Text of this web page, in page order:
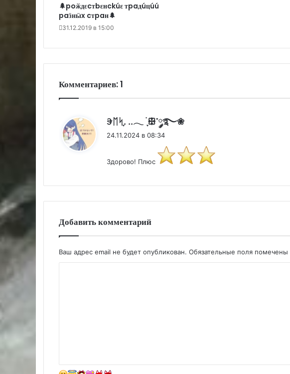
🌲poӂдεcтbεнckúε тpaдúцúú
paӟнӹx cтpaн🌲
31.12.2019 в 15:00
Комментариев: 1
Ⰵᛖᛋִֶָ. ..𓂃 ࣪ ִֶָꕥ་༘࿐❀
24.11.2024 в 08:34
Здорово! Плюс
Добавить комментарий
Ваш адрес email не будет опубликован. Обязательные поля помечены